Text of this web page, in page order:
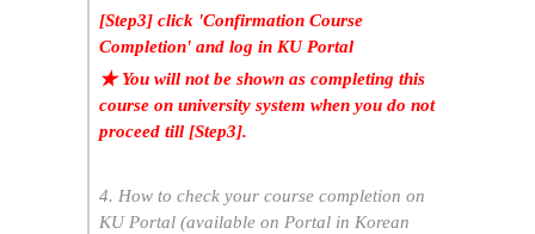
[Step3] click 'Confirmation Course
Completion' and log in KU Portal
★ You will not be shown as completing this
course on university system when you do not
proceed till [Step3].
4. How to check your course completion on
KU Portal (available on Portal in Korean